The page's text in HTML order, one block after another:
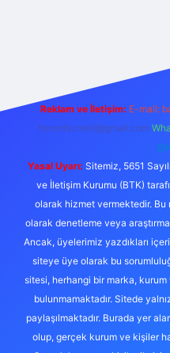
Reklam ve İletişim: E-mail:
forumhizmeti@gmail.com
Yasal Uyarı: Sitemiz, 5651
ve İletişim Kurumu (BTK)
olarak hizmet vermektedir.
olarak denetleme veya
Ancak, üyelerimiz yazdıkları
siteye üye olarak bu
sitesi, herhangi bir marka, kurum
bulunmamaktadır. Sitede
paylaşılmaktadır. Burada yer
olup, gerçek kurum ve kişiler